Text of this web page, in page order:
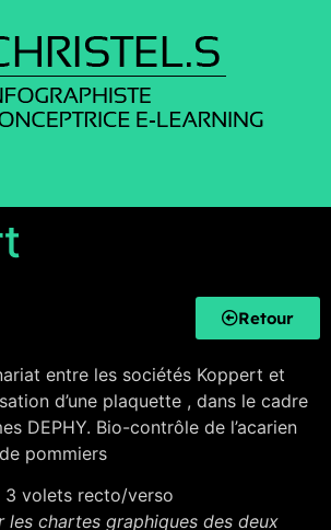
Retour
entre les sociétés Koppert et
d’une plaquette , dans le cadre
DEPHY. Bio-contrôle de l’acarien
pommiers
3 volets recto/verso
les chartes graphiques des deux